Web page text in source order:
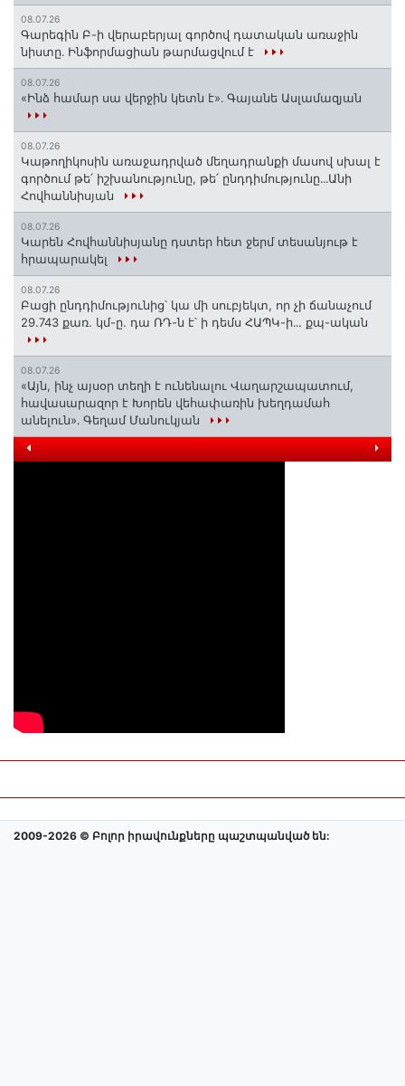
08.07.26
Գարեգին Բ-ի վերաբերյալ գործով դատական առաջին
նիստը․ Ինֆորմացիան թարմացվում է
08.07.26
«Ինձ համար սա վերջին կետն է»․ Գայանե Ասլամազյան
08.07.26
Կաթողիկոսին առաջադրված մեղադրանքի մասով սխալ է
գործում թե՛ իշխանությունը, թե՛ ընդդիմությունը․․․Անի
Հովհաննիսյան
08.07.26
Կարեն Հովհաննիսյանը դստեր հետ ջերմ տեսանյութ է
հրապարակել
08.07.26
Բացի ընդդիմությունից՝ կա մի սուբյեկտ, որ չի ճանաչում
29.743 քառ. կմ-ը. դա ՌԴ-ն է՝ ի դեմս ՀԱՊԿ-ի․․. քպ-ական
08.07.26
«Այն, ինչ այսօր տեղի է ունենալու Վաղարշապատում,
հավասարազոր է Խորեն վեհափառին խեղդամահ
անելուն»․ Գեղամ Մանուկյան
2009-2026 © Բոլոր իրավունքները պաշտպանված են: